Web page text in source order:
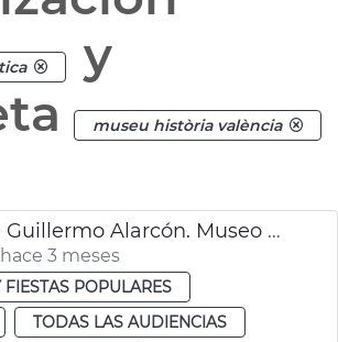
y
museu història valència
Exposición Guillermo Alarcón. Museo Historia València MHV
3 meses
FIESTAS POPULARES
TODAS LAS AUDIENCIAS